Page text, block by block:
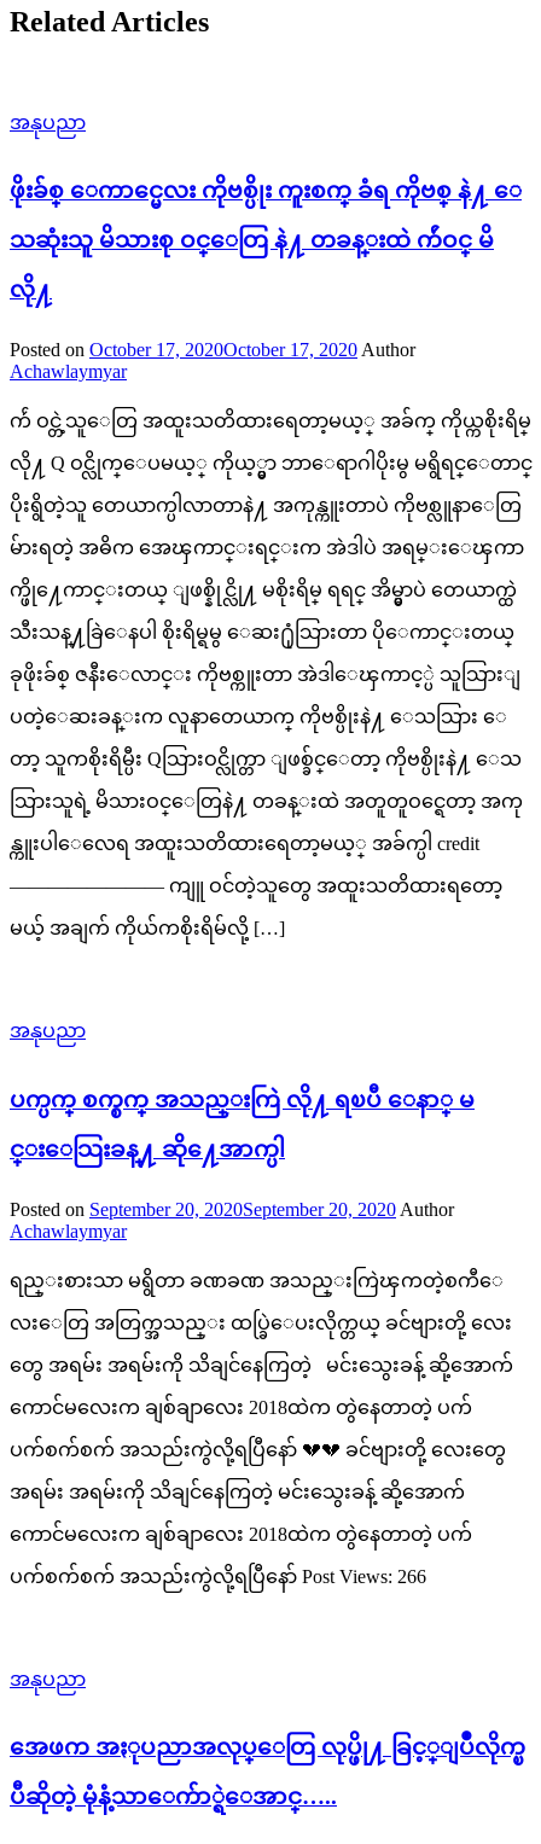
Related Articles
အနုပညာ
ဖိုးခ်စ္ ေကာင္မေလး ကိုဗစ္ပိုး ကူးစက္ ခံရ ကိုဗစ္ နဲ႔​ ေ
သဆုံးသူ မိသားစု ဝင္ေတြ နဲ႔ တခန္းထဲ က်ဴဝင္ မိ
လို႔
Posted on October 17, 2020October 17, 2020 Author
Achawlaymyar
က်ဴ ဝင္တဲ့သူေတြ အထူးသတိထားရေတာ့မယ့္ အခ်က္ ကိုယ္ကစိုးရိမ္
လို႔ Q ဝင္လိုက္ေပမယ့္ ကိုယ့္မွာ ဘာေရာဂါပိုးမွ မရွိရင္ေတာင္
ပိုးရွိတဲ့သူ တေယာက္ပါလာတာနဲ႔ အကုန္ကူးတာပဲ ကိုဗစ္လူနာေတြ
မ်ားရတဲ့ အဓိက အေၾကာင္းရင္းက အဲဒါပဲ အရမ္းေၾကာ
က္ဖို႔ေကာင္းတယ္ ျဖစ္နိုင္လို႔ မစိုးရိမ္ ရရင္ အိမ္မွာပဲ တေယာက္ထဲ
သီးသန္႔ခြဲေနပါ စိုးရိမ္ရမွ ေဆး႐ုံသြားတာ ပိုေကာင္းတယ္
ခုဖိုးခ်စ္ ဇနီးေလာင္း ကိုဗစ္ကူးတာ အဲဒါေၾကာင့္ပဲ သူသြားျ
ပတဲ့ေဆးခန္းက လူနာတေယာက္ ကိုဗစ္ပိုးနဲ႔​ ေသသြား ေ
တာ့ သူကစိုးရိမ္ပီး Qသြားဝင္လိုက္တာ ျဖစ္ခ်င္ေတာ့ ကိုဗစ္ပိုးနဲ႔ ေသ
သြားသူရဲ့ မိသားဝင္ေတြနဲ႔ တခန္းထဲ အတူတူဝင္ရေတာ့ အကု
န္ကူးပါေလေရ အထူးသတိထားရေတာ့မယ့္ အခ်က္ပါ credit
———————— ကျူ ဝင်တဲ့သူတွေ အထူးသတိထားရတော့
မယ့် အချက် ကိုယ်ကစိုးရိမ်လို့ […]
အနုပညာ
ပက္ပက္ စက္စက္ အသည္းကြဲ လို႔ ရၿပီ ေနာ္ မ
င္းေသြးခန္႔ ဆို႔ေအာက္ပါ
Posted on September 20, 2020September 20, 2020 Author
Achawlaymyar
ရည္းစားသာ မရွိတာ ခဏခဏ အသည္းကြဲၾကတဲ့စကီေ
လးေတြ အတြက္အသည္း ထပ္ခြဲေပးလိုက္တယ္ ခင်ဗျားတို့ လေး
တွေ အရမ်း အရမ်းကို သိချင်နေကြတဲ့ မင်းသွေးခန့် ဆို့အောက်
ကောင်မလေးက ချစ်ချာလေး 2018ထဲက တွဲနေတာတဲ့ ပက်
ပက်စက်စက် အသည်းကွဲလို့ရပြီနော် 💔💔 ခင်ဗျားတို့ လေးတွေ
အရမ်း အရမ်းကို သိချင်နေကြတဲ့ မင်းသွေးခန့် ဆို့အောက်
ကောင်မလေးက ချစ်ချာလေး 2018ထဲက တွဲနေတာတဲ့ ပက်
ပက်စက်စက် အသည်းကွဲလို့ရပြီနော် Post Views: 266
အနုပညာ
အေဖက အႏုပညာအလုပ္ေတြ လုပ္ဖို႔ ခြင့္ျပဳလိုက္ၿ
ပီဆိုတဲ့ မုံနံ့သာေက်ာ္ရဲေအာင္…..